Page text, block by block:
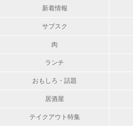
新着情報
サブスク
肉
ランチ
おもしろ・話題
居酒屋
テイクアウト特集